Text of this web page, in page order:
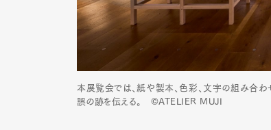
本展覧会では、紙や製本、色彩、文字の組み合わ
誤の跡を伝える。 ©ATELIER MUJI